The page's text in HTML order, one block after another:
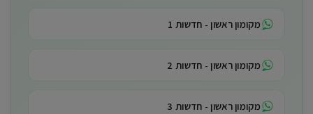
מקומון ראשון - חדשות 1
מקומון ראשון - חדשות 2
מקומון ראשון - חדשות 3